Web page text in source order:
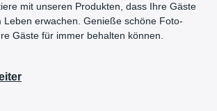
mit unseren Produkten, dass Ihre Gäste
Leben erwachen. Genieße schöne Foto-
Gäste für immer behalten können.